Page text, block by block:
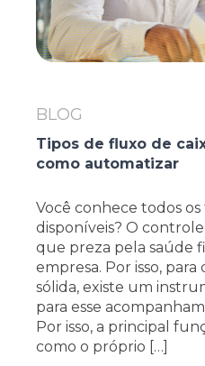
BLOG
Tipos de fluxo de
como automatizar
Você conhece todos
disponíveis? O
que preza pela saúde
empresa. Por isso,
sólida, existe um
para esse
Por isso, a principal
como o próprio […]